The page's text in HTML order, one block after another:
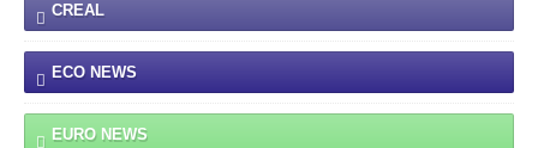
CREAL
ECO NEWS
EURO NEWS